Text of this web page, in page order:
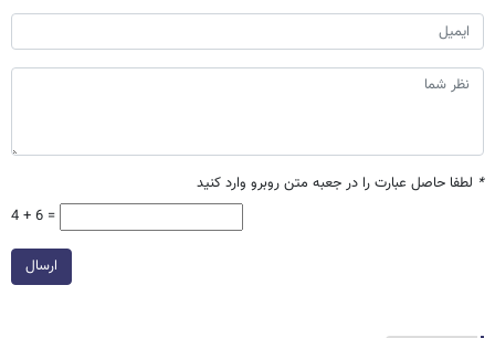
* لطفا حاصل عبارت را در جعبه متن روبرو وارد کنید
4 + 6 =
ارسال